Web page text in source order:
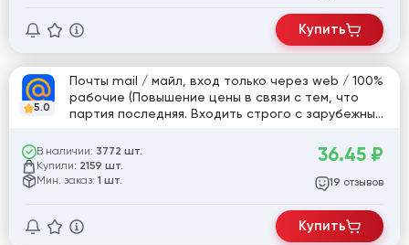
Купить
5.0
Почты mail / майл, вход только через web / 100%
рабочие (Повышение цены в связи с тем, что
партия последняя. Входить строго с зарубежных
В наличии: 3772 шт.
Купили: 2159 шт.
Мин. заказ: 1 шт.
36.45 ₽
19 отзывов
Купить